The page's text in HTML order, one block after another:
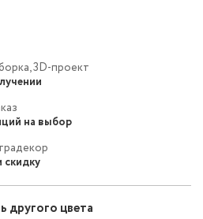
3D-проект
на выбор
скидку
другого цвета